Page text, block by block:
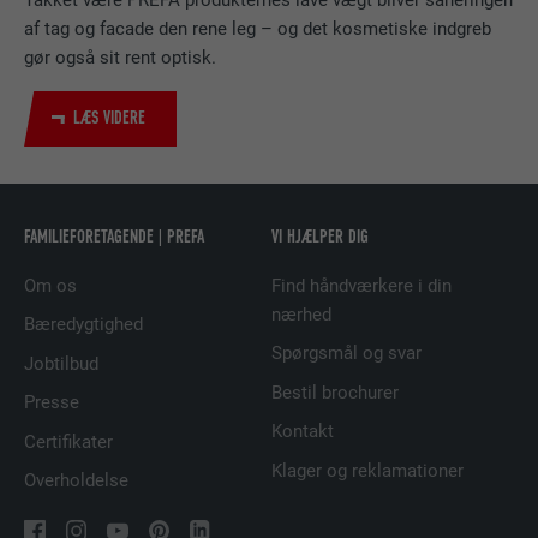
af tag og facade den rene leg – og det kosmetiske indgreb
gør også sit rent optisk.
LÆS VIDERE
FAMILIEFORETAGENDE | PREFA
Om os
Bæredygtighed
Jobtilbud
Presse
Certifikater
Overholdelse
VI HJÆLPER DIG
Find håndværkere i din
nærhed
Spørgsmål og svar
Bestil brochurer
Kontakt
Klager og reklamationer
NAVN bscookie
FORLØB
Bruges af den sociale netværkstjeneste
tjenester.
NAVN UserMatchHistory
UDBYDER
FORMÅL
Bruges til at spore besøgende på tværs af
annoncer baseret på den besøgendes